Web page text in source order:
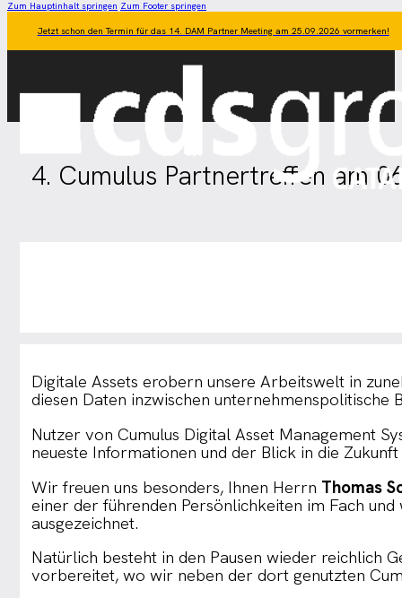
Zum Hauptinhalt springen Zum Footer springen
Jetzt schon den Termin für das 14. DAM Partner Meeting am 25.09.2026 vormerken!
4. Cumulus Partnertreffen am
Digitale Assets erobern unsere Arbeitswelt in
diesen Daten inzwischen unternehmenspolitische
Nutzer von Cumulus Digital Asset Management
neueste Informationen und der Blick in die
Wir freuen uns besonders, Ihnen Herrn Thomas
einer der führenden Persönlichkeiten im Fach
ausgezeichnet.
Natürlich besteht in den Pausen wieder reichlich
vorbereitet, wo wir neben der dort genutzten